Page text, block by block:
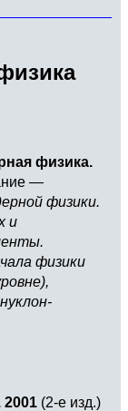
физика.
—
физики.
и
физики
(2-е изд.)